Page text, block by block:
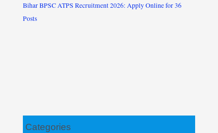
Bihar BPSC ATPS Recruitment 2026: Apply Online for 36
Posts
Categories